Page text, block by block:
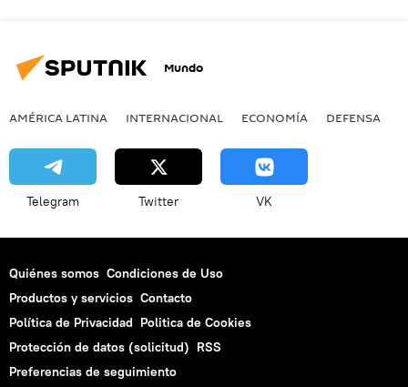
Mundo
AMÉRICA LATINA INTERNACIONAL ECONOMÍA DEFENSA
Telegram Twitter VK
Quiénes somos Condiciones de Uso
Productos y servicios Contacto
Política de Privacidad Politica de Cookies
Protección de datos (solicitud) RSS
Preferencias de seguimiento